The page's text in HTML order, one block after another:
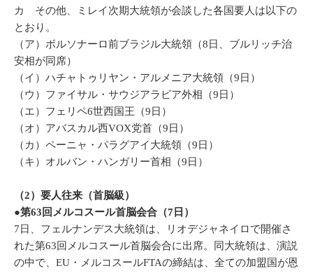
カ その他、ミレイ次期大統領が会談した各国要人は以下の
とおり。
（ア）ボルソナーロ前ブラジル大統領（8日、ブルリッチ治
安相が同席）
（イ）ハチャトゥリヤン・アルメニア大統領（9日）
（ウ）ファイサル・サウジアラビア外相（9日）
（エ）フェリペ6世西国王（9日）
（オ）アバスカル西VOX党首（9日）
（カ）ペーニャ・パラグアイ大統領（9日）
（キ）オルバン・ハンガリー首相（9日）
（2）要人往来（首脳級）
●第63回メルコスール首脳会合（7日）
7日、フェルナンデス大統領は、リオデジャネイロで開催さ
れた第63回メルコスール首脳会合に出席。同大統領は、演説
の中で、EU・メルコスールFTAの締結は、全ての加盟国が恩